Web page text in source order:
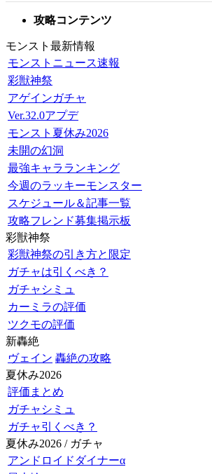
攻略コンテンツ
モンスト最新情報
モンストニュース速報
彩獣神祭
アゲインガチャ
Ver.32.0アプデ
モンスト夏休み2026
未開の幻洞
最強キャラランキング
今週のラッキーモンスター
スケジュール＆記事一覧
攻略フレンド募集掲示板
彩獣神祭
彩獣神祭の引き方と限定
ガチャは引くべき？
ガチャシミュ
カーミラの評価
ツクモの評価
新轟絶
ヴェイン 轟絶の攻略
夏休み2026
評価まとめ
ガチャシミュ
ガチャ引くべき？
夏休み2026 / ガチャ
アンドロイドダイナーα